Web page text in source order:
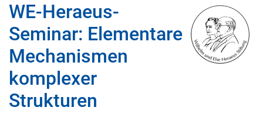
WE-Heraeus-
Seminar: Elementare
Mechanismen
komplexer
Strukturen